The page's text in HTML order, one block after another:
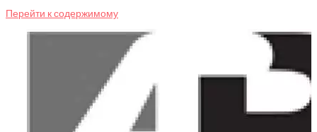
Перейти к содержимому